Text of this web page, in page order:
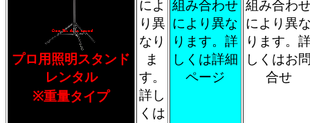
プロ用照明スタンド
レンタル
※重量タイプ
によ
り異
なり
ま
す。
詳し
くは
組み合わせ
により異な
ります。詳
しくは詳細
ページ
組み合わ
により異
ります。
しくはお
合せ